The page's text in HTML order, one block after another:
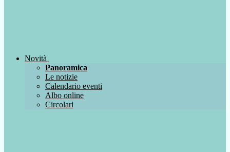
Novità
Panoramica
Le notizie
Calendario eventi
Albo online
Circolari